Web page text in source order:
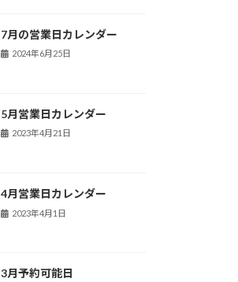
7月の営業日カレンダー
2024年6月25日
5月営業日カレンダー
2023年4月21日
4月営業日カレンダー
2023年4月1日
3月予約可能日